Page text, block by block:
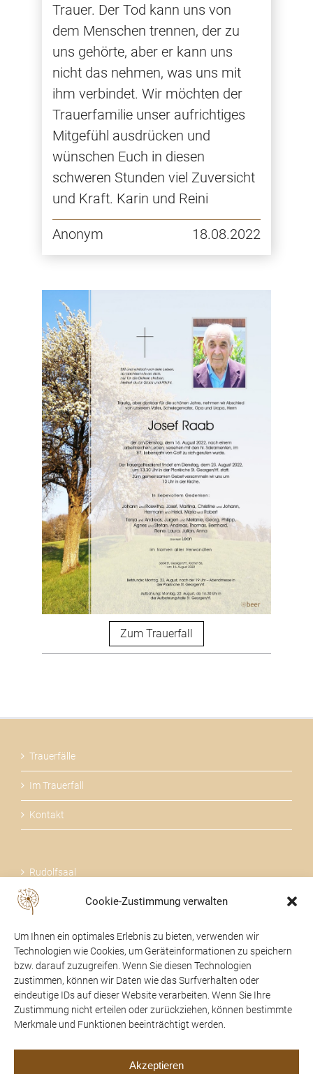
Cookie-Zustimmung verwalten
Um Ihnen ein optimales Erlebnis zu bieten, verwenden wir
Technologien wie Cookies, um Geräteinformationen zu speichern
bzw. darauf zuzugreifen. Wenn Sie diesen Technologien
zustimmen, können wir Daten wie das Surfverhalten oder
eindeutige IDs auf dieser Website verarbeiten. Wenn Sie Ihre
Zustimmung nicht erteilen oder zurückziehen, können bestimmte
Merkmale und Funktionen beeinträchtigt werden.
Akzeptieren
Trauer. Der Tod kann uns von
dem Menschen trennen, der zu
uns gehörte, aber er kann uns
nicht das nehmen, was uns mit
ihm verbindet. Wir möchten der
Trauerfamilie unser aufrichtiges
Mitgefühl ausdrücken und
wünschen Euch in diesen
schweren Stunden viel Zuversicht
und Kraft. Karin und Reini
Anonym 18.08.2022
Zum Trauerfall
Trauerfälle
Im Trauerfall
Kontakt
Rudolfsaal
Über uns
24 STUNDEN FÜR SIE DA
07475 / 52104
office@trauerhilfe-beer.at